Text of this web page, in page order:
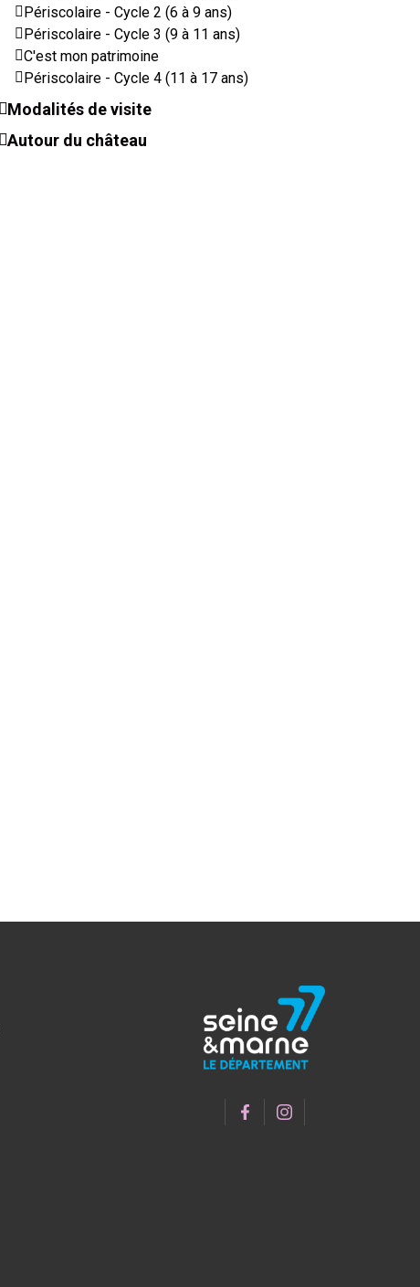
Périscolaire - Cycle 2 (6 à 9 ans)
Périscolaire - Cycle 3 (9 à 11 ans)
C'est mon patrimoine
Périscolaire - Cycle 4 (11 à 17 ans)
Modalités de visite
Autour du château